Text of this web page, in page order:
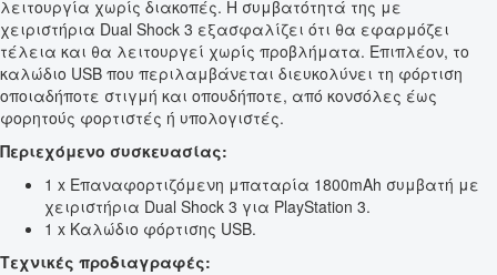
λειτουργία χωρίς διακοπές. Η συμβατότητά της με
χειριστήρια Dual Shock 3 εξασφαλίζει ότι θα εφαρμόζει
τέλεια και θα λειτουργεί χωρίς προβλήματα. Επιπλέον, το
καλώδιο USB που περιλαμβάνεται διευκολύνει τη φόρτιση
οποιαδήποτε στιγμή και οπουδήποτε, από κονσόλες έως
φορητούς φορτιστές ή υπολογιστές.
Περιεχόμενο συσκευασίας:
1 x Επαναφορτιζόμενη μπαταρία 1800mAh συμβατή με
χειριστήρια Dual Shock 3 για PlayStation 3.
1 x Καλώδιο φόρτισης USB.
Τεχνικές προδιαγραφές: